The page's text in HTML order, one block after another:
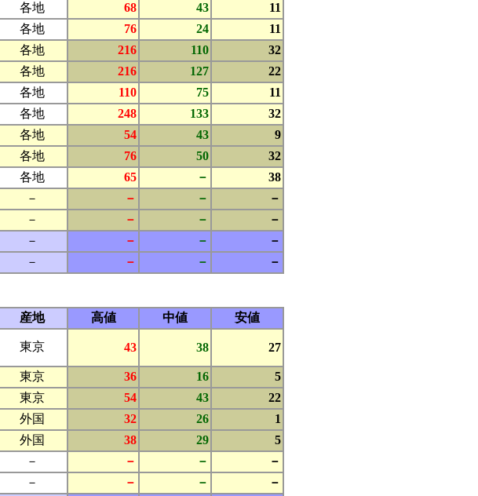
各地 68 43
11
各地 76 24 11
各地 216 110
32
各地 216 127
22
各地 110 75
11
各地 248 133 32
各地 54 43
9
各地 76 50
32
各地 65 －
38
－ － －
－
－ － － －
－ － －
－
－ － － －
産地 高値 中値
安値
東京 43 38 27
東京 36 16
5
東京 54 43
22
外国 32 26
1
外国 38 29
5
－ － －
－
－ － － －